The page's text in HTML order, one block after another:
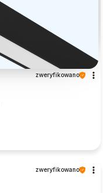
zweryfikowano
zweryfikowano